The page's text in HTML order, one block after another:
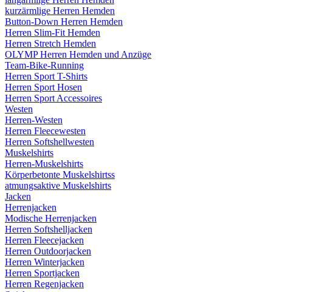
kurzärmlige Herren Hemden
Button-Down Herren Hemden
Herren Slim-Fit Hemden
Herren Stretch Hemden
OLYMP Herren Hemden und Anzüge
Team-Bike-Running
Herren Sport T-Shirts
Herren Sport Hosen
Herren Sport Accessoires
Westen
Herren-Westen
Herren Fleecewesten
Herren Softshellwesten
Muskelshirts
Herren-Muskelshirts
Körperbetonte Muskelshirtss
atmungsaktive Muskelshirts
Jacken
Herrenjacken
Modische Herrenjacken
Herren Softshelljacken
Herren Fleecejacken
Herren Outdoorjacken
Herren Winterjacken
Herren Sportjacken
Herren Regenjacken